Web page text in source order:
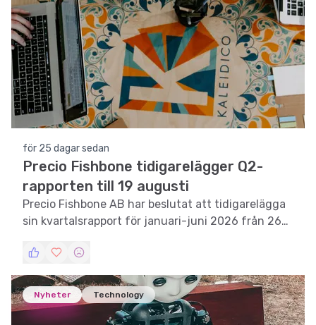
för 25 dagar sedan
Precio Fishbone tidigarelägger Q2-
rapporten till 19 augusti
Precio Fishbone AB har beslutat att tidigarelägga
sin kvartalsrapport för januari-juni 2026 från 26
Nyheter Technology